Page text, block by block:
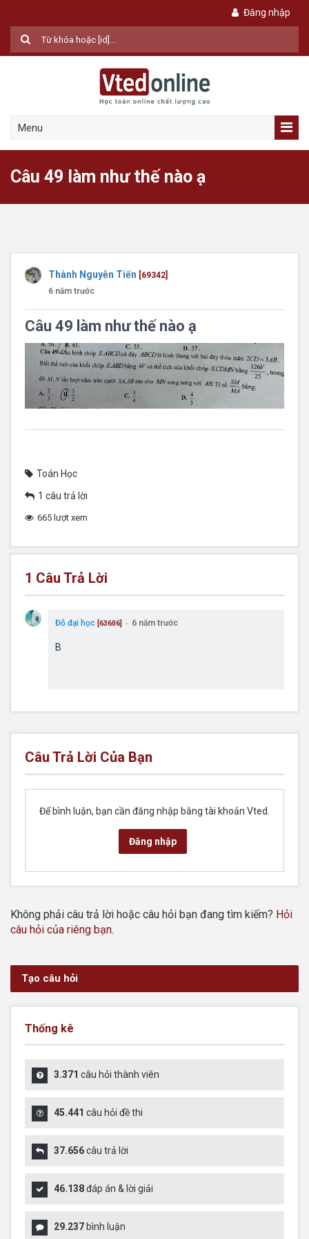
Đăng nhập
Menu
Câu 49 làm như thế nào ạ
Thành Nguyễn Tiến
[69342]
6 năm trước
Câu 49 làm như thế nào ạ
Toán Học
1 câu trả lời
665 lượt xem
1 Câu Trả Lời
Đỗ đại học [63606] ● 6 năm trước
B
Câu Trả Lời Của Bạn
Để bình luận, bạn cần đăng nhập bằng tài khoản Vted.
Đăng nhập
Không phải câu trả lời hoặc câu hỏi bạn đang tìm kiếm? Hỏi
câu hỏi của riêng bạn.
Tạo câu hỏi
Thống kê
3.371 câu hỏi thành viên
45.441 câu hỏi đề thi
37.656câu trả lời
46.138đáp án & lời giải
29.237 bình luận